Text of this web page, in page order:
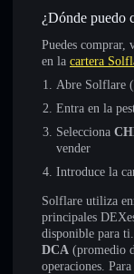
¿Dónde puedo
Puedes comprar,
en la cartera
Abre Solflare
Entra en la
Selecciona
vender
Introduce la
Solflare utiliza
principales
disponible para
DCA (promedio
operaciones.